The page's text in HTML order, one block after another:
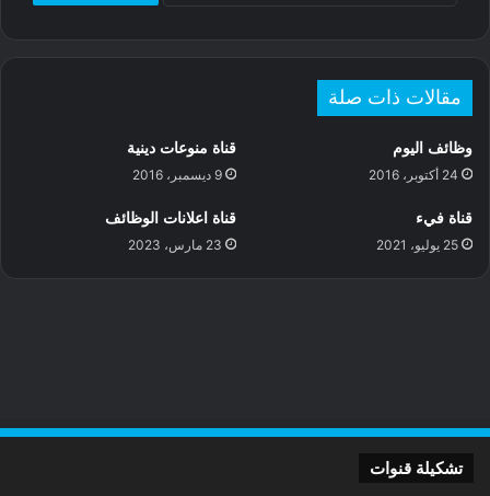
مقالات ذات صلة
وظائف اليوم
24 أكتوبر، 2016
قناة منوعات دينية
9 ديسمبر، 2016
قناة فيء
25 يوليو، 2021
قناة اعلانات الوظائف
23 مارس، 2023
تشكيلة قنوات